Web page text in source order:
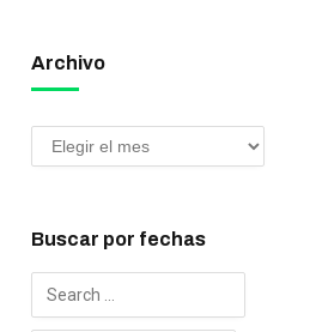
Archivo
Buscar por fechas